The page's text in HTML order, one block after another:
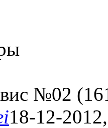
№02
18-12-